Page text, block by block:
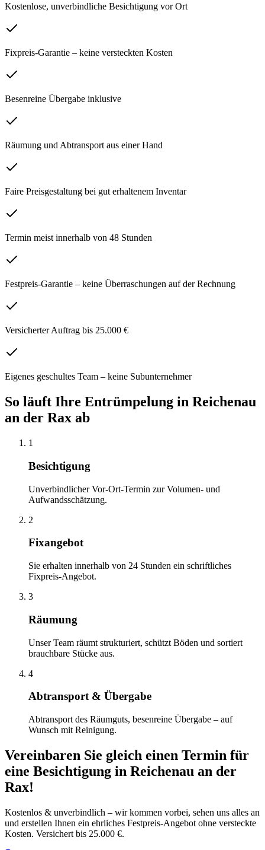
Kostenlose, unverbindliche Besichtigung vor Ort
Fixpreis-Garantie – keine versteckten Kosten
Besenreine Übergabe inklusive
Räumung und Abtransport aus einer Hand
Faire Preisgestaltung bei gut erhaltenem Inventar
Termin meist innerhalb von 48 Stunden
Festpreis-Garantie – keine Überraschungen auf der Rechnung
Versicherter Auftrag bis 25.000 €
Eigenes geschultes Team – keine Subunternehmer
So läuft Ihre Entrümpelung in Reichenau
an der Rax ab
1
Besichtigung
Unverbindlicher Vor-Ort-Termin zur Volumen- und
Aufwandsschätzung.
2
Fixangebot
Sie erhalten innerhalb von 24 Stunden ein schriftliches
Fixpreis-Angebot.
3
Räumung
Unser Team räumt strukturiert, schützt Böden und sortiert
brauchbare Stücke aus.
4
Abtransport & Übergabe
Abtransport des Räumguts, besenreine Übergabe – auf
Wunsch mit Reinigung.
Vereinbaren Sie gleich einen Termin für
eine Besichtigung in Reichenau an der
Rax!
Kostenlos & unverbindlich – wir kommen vorbei, sehen uns alles an
und erstellen Ihnen ein ehrliches Festpreis-Angebot ohne versteckte
Kosten. Versichert bis 25.000 €.